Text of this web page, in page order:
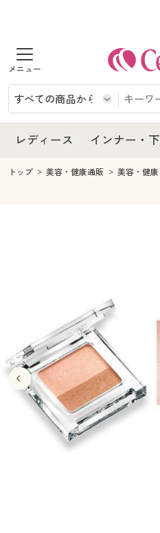
商品を探す
レディース
レディースファッション
インナー・下着
インナー・下着通販すべて
メンズ
キッチン・雑貨・日用品
家具・収納
寝具・ベッド
カーテン・ラグ・ファブリック
美容・健康通販すべて
美容・健康・サプリメント
制服・スクール
制服・スクールすべて
制服・学生服
ジュニア・ティーンズ下着
大きいサイズ
大きいサイズ通販すべて
大きいサイズ レディース服
バーゲン
バーゲンセール
詳細検索
レディース インナー・
レディース
レディース通販すべて
レディースファッション
インナー・下着
インナー・下着通販すべて
メンズ
寝具・ベッド
カーテン・ラグ・ファブリック
美容・健康・サプリメント
制服・スクールすべて
制服・学生服
ジュニア・ティーンズ下着
大きいサイズ
大きいサイズ通販すべて
大きいサイズ レディース服
大きいサイズ レディース下着
バーゲン
バーゲンセール
シークレットセール
詳細検索
商品カテゴリ一覧
トップ 美容・健康通販 美容・健